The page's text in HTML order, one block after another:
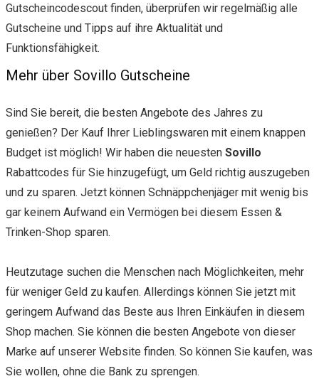
Gutscheincodescout finden, überprüfen wir regelmäßig alle
Gutscheine und Tipps auf ihre Aktualität und
Funktionsfähigkeit.
Mehr über Sovillo Gutscheine
Sind Sie bereit, die besten Angebote des Jahres zu
genießen? Der Kauf Ihrer Lieblingswaren mit einem knappen
Budget ist möglich! Wir haben die neuesten Sovillo
Rabattcodes für Sie hinzugefügt, um Geld richtig auszugeben
und zu sparen. Jetzt können Schnäppchenjäger mit wenig bis
gar keinem Aufwand ein Vermögen bei diesem Essen &
Trinken-Shop sparen.
Heutzutage suchen die Menschen nach Möglichkeiten, mehr
für weniger Geld zu kaufen. Allerdings können Sie jetzt mit
geringem Aufwand das Beste aus Ihren Einkäufen in diesem
Shop machen. Sie können die besten Angebote von dieser
Marke auf unserer Website finden. So können Sie kaufen, was
Sie wollen, ohne die Bank zu sprengen.